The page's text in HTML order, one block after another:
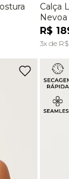
Calça
Nevoa
R$
3x de R$